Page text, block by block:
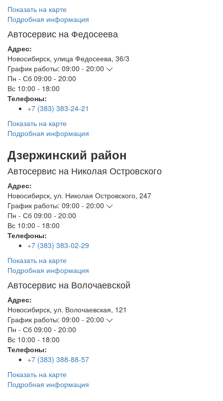
Показать на карте
Подробная информация
Автосервис на Федосеева
Адрес:
Новосибирск, улица Федосеева, 36/3
График работы: 09:00 - 20:00
Пн - Сб 09:00 - 20:00
Вс 10:00 - 18:00
Телефоны:
+7 (383) 383-24-21
Показать на карте
Подробная информация
Дзержинский район
Автосервис на Николая Островского
Адрес:
Новосибирск, ул. Николая Островского, 247
График работы: 09:00 - 20:00
Пн - Сб 09:00 - 20:00
Вс 10:00 - 18:00
Телефоны:
+7 (383) 383-02-29
Показать на карте
Подробная информация
Автосервис на Волочаевской
Адрес:
Новосибирск, ул. Волочаевская, 121
График работы: 09:00 - 20:00
Пн - Сб 09:00 - 20:00
Вс 10:00 - 18:00
Телефоны:
+7 (383) 388-88-57
Показать на карте
Подробная информация